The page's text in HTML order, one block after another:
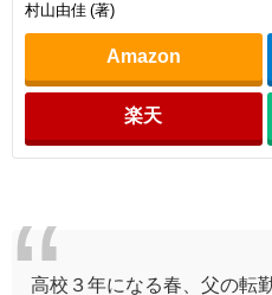
村山由佳 (著)
Amazon
楽天
高校３年になる春、父の転